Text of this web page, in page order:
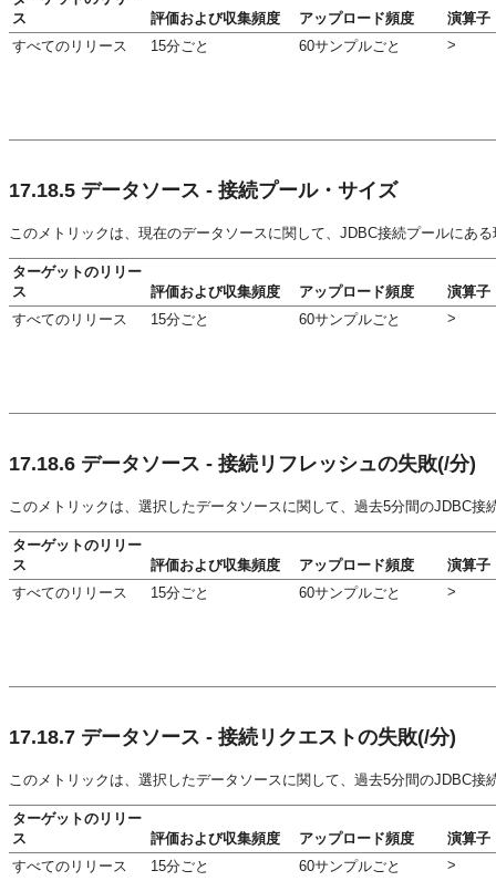
ス
評価および収集頻度 アップロード頻度
演算子
すべてのリリース
15分ごと 60サンプルごと >
17.18.5 データソース - 接続プール・サイズ
このメトリックは、現在のデータソースに関して、JDBC接続プールにあ
ターゲットのリリー
ス
評価および収集頻度 アップロード頻度
演算子
すべてのリリース
15分ごと 60サンプルごと >
17.18.6 データソース - 接続リフレッシュの失敗(/分)
このメトリックは、選択したデータソースに関して、過去5分間のJDBC
ターゲットのリリー
ス
評価および収集頻度 アップロード頻度
演算子
すべてのリリース
15分ごと 60サンプルごと >
17.18.7 データソース - 接続リクエストの失敗(/分)
このメトリックは、選択したデータソースに関して、過去5分間のJDBC
ターゲットのリリー
ス
評価および収集頻度 アップロード頻度
演算子
すべてのリリース
15分ごと 60サンプルごと >